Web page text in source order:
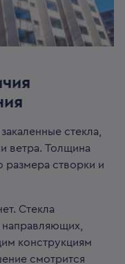
стекла,
ветра. Толщина
размера створки и
Стекла
конструкциям
смотрится